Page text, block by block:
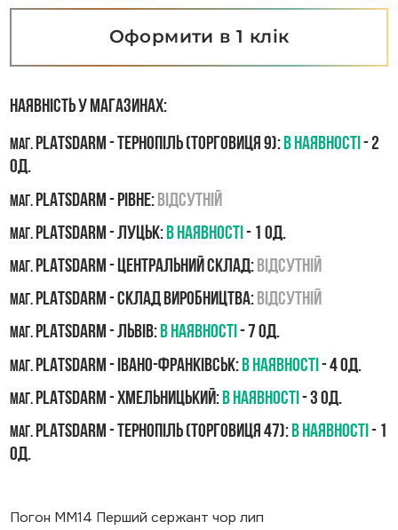
Оформити в 1 клік
Наявність у магазинах:
маг.PLATSDARM - Тернопіль (Торговиця 9):В наявності- 2
од.
маг.PLATSDARM - Рівне:Відсутній
маг.PLATSDARM - Луцьк:В наявності- 1 од.
маг.PLATSDARM - Центральний склад:Відсутній
маг.PLATSDARM - Склад виробництва:Відсутній
маг.PLATSDARM - Львів:В наявності- 7 од.
маг.PLATSDARM - Івано-Франківськ: В наявності - 4 од.
маг.PLATSDARM - Хмельницький:В наявності- 3 од.
маг.PLATSDARM - Тернопіль (Торговиця 47):В наявності- 1
од.
Погон ММ14 Перший сержант чор лип